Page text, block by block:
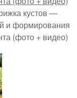
кустов —
и формирования
(фото + видео)